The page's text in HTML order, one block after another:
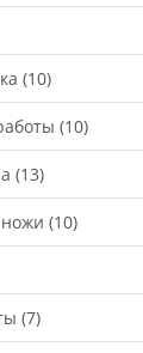
(10)
(10)
(13)
(10)
(7)